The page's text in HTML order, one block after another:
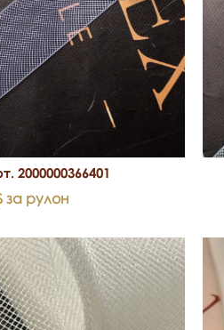
2000000366401
за рулон